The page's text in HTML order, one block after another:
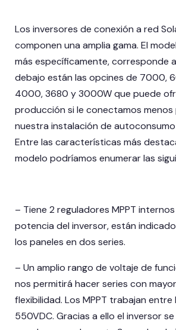
Los inversores de conexión a red
componen una amplia gama. El
más específicamente, corresponde
debajo están las opcines de 7000,
4000, 3680 y 3000W que puede
producción si le conectamos menos
nuestra instalación de
Entre las características más
modelo podríamos enumerar las
– Tiene 2 reguladores MPPT
potencia del inversor, están
los paneles en dos series.
– Un amplio rango de voltaje de
nos permitirá hacer series con
flexibilidad. Los MPPT trabajan
550VDC. Gracias a ello el inversor